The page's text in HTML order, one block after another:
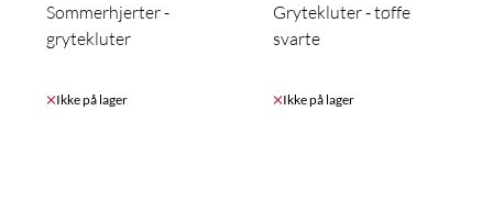
Sommerhjerter -
grytekluter
Ikke på lager
Grytekluter - tøffe
svarte
Ikke på lager